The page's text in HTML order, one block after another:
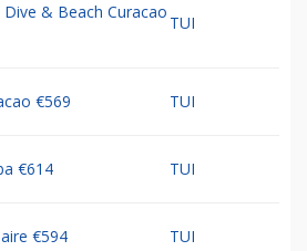
& Beach Curacao
TUI
€569 TUI
€614 TUI
€594 TUI